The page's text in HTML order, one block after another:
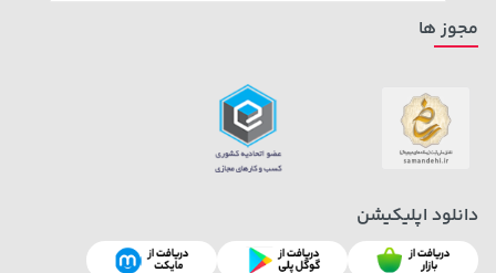
141,000 تومان
165,900
خرید 43,579,000 تومان
مجوز ها
دانلود اپلیکیشن